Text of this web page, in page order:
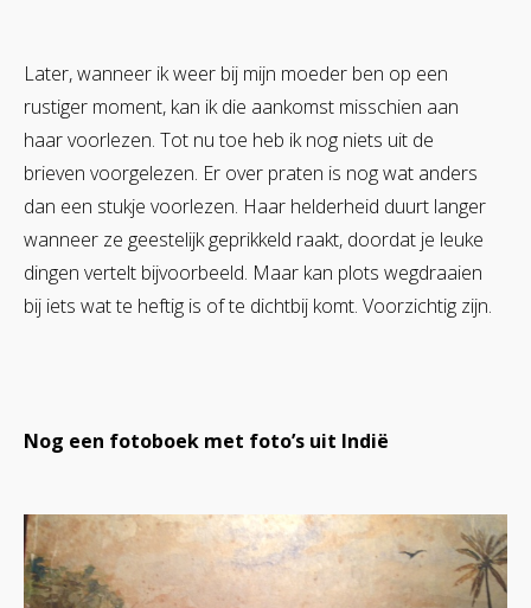
Later, wanneer ik weer bij mijn moeder ben op een
rustiger moment, kan ik die aankomst misschien aan
haar voorlezen. Tot nu toe heb ik nog niets uit de
brieven voorgelezen. Er over praten is nog wat anders
dan een stukje voorlezen. Haar helderheid duurt langer
wanneer ze geestelijk geprikkeld raakt, doordat je leuke
dingen vertelt bijvoorbeeld. Maar kan plots wegdraaien
bij iets wat te heftig is of te dichtbij komt. Voorzichtig zijn.
Nog een fotoboek met foto’s uit Indië